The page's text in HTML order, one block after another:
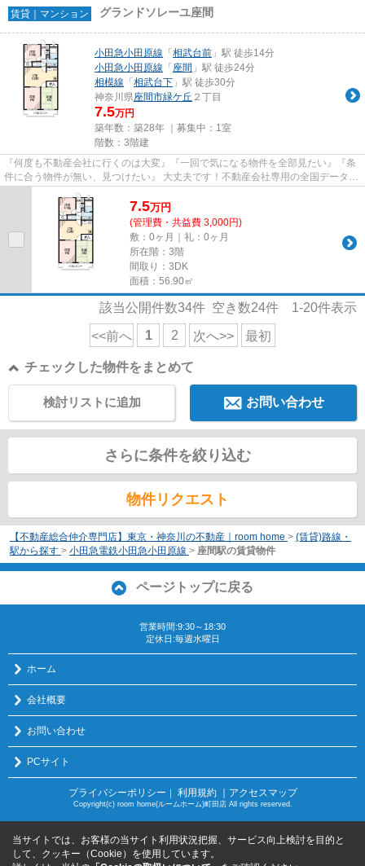
賃貸｜マンション グランドソレーユ座間
小田急小田原線 「 相武台前 」駅 徒歩14分
小田急小田原線 「 座間 」駅 徒歩24分
相模線 「 相武台下 」駅 徒歩30分
神奈川県座間市緑ケ丘 ２丁目
7.5万円
築年数：築28年 ｜募集中： 1室
階数：3階建
『何度も不動産会社に行くのは大変』『一回で気になる物件を全部見たい』『条
件に合う物件が無い、見つけたい』 大丈夫です！不動産会社専用の全国データベ
ースを利用して、エリアを問...
7.5万円
(管理費・共益費 3,000円)
敷：0ヶ月｜礼：0ヶ月
所在階：3階
間取り：3DK
面積：56.90㎡
該当公開件数34件 空き数24件 1-20件表示
<<前へ 1 2 次へ>> 最初
チェックした物件をまとめて
お問い合わせ
検討リストに追加
さらに条件を絞り込む
物件リクエスト
【不動産総合仲介専門店】東京・神奈川の不動産｜room home > (賃貸)路線・
駅から探す > 小田急電鉄小田急小田原線 > 座間駅の賃貸物件
ページトップに戻る
営業時間:9:30～18:30
定休日:毎週水曜日
ホーム
会社概要
お問い合わせ
PCサイト
プライバシーポリシー ｜ 利用規約 ｜アクセスマップ
Copyright(c) room home(ルームホーム)町田店 All rights reserved.
当サイトでは、お客様の当サイト利用状況把握、サービス向上検討を目的と
して、クッキー（Cookie）を使用しています。